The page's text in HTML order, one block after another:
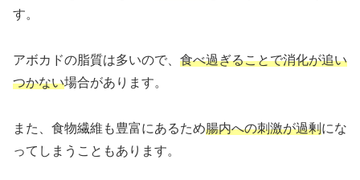
す。
アボカドの脂質は多いので、 食べ過ぎることで消化が追い
つかない場合があります。
また、食物繊維も豊富にあるため腸内への刺激が過剰にな
ってしまうこともあります。